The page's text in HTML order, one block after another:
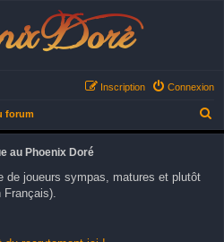
Doré
Connexion
Inscription
forum
e
au Phoenix Doré
de joueurs sympas, matures et plutôt
Français).